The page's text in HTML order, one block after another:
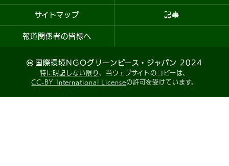
サイトマップ 記事
報道関係者の皆様へ
国際環境NGOグリーンピース・ジャパン 2024
特に明記しない限り 、当ウェブサイトのコピーは、
CC-BY International Licenseの許可を受けています。